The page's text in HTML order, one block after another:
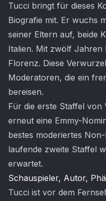
Tucci bringt für dieses
Biografie mit. Er wuchs
seiner Eltern auf, beide
Italien. Mit zwölf Jahren
Florenz. Diese
Moderatoren, die ein
bereisen.
Für die erste Staffel
erneut eine Emmy-
bestes moderiertes
laufende zweite Staffel
erwartet.
Schauspieler, Autor,
Tucci ist vor dem